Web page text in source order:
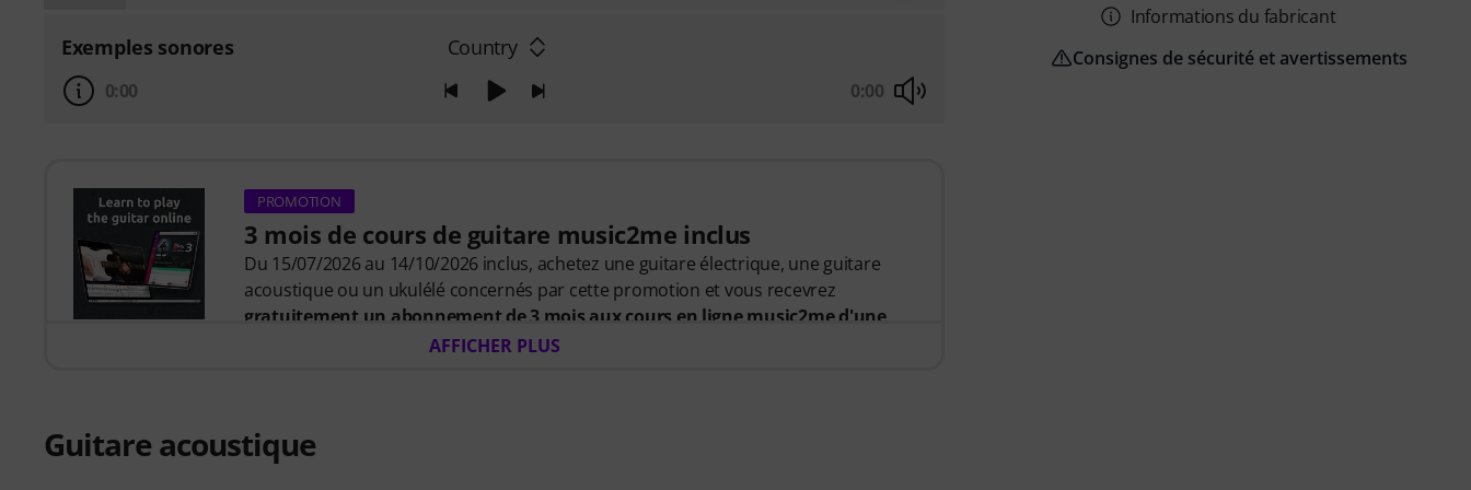
Exemples sonores Country
0:00 0:00
PROMOTION
3 mois de cours de guitare music2me inclus
Du 15/07/2026 au 14/10/2026 inclus, achetez une guitare électrique, une guitare
acoustique ou un ukulélé concernés par cette promotion et vous recevrez
gratuitement un abonnement de 3 mois aux cours en ligne music2me d'une
. Après l'expédition de votre commande, vous recevrez
pédagogique développée par des professeurs de musique qualifiés. Lauréat du prix
AFFICHER PLUS
Guitare acoustique
Informations du fabricant
Consignes de sécurité et avertissements